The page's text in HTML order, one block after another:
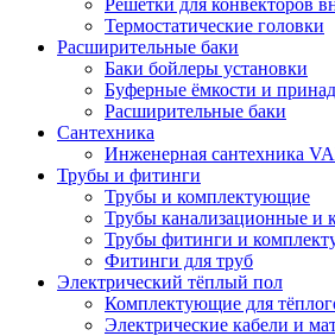
Решётки для конвекторов
Термостатические головки
Расширительные баки
Баки бойлеры установки
Буферные ёмкости и
Расширительные баки
Сантехника
Инженерная сантехника
Трубы и фитинги
Трубы и комплектующие
Трубы канализационные и
Трубы фитинги и
Фитинги для труб
Электрический тёплый пол
Комплектующие для
Электрические кабели и